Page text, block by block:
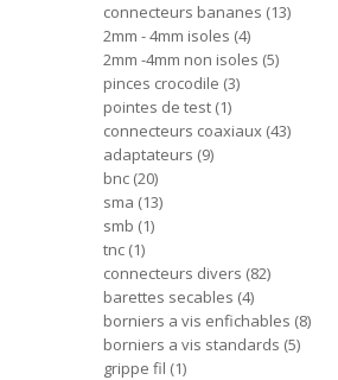
connecteurs bananes 13
2mm - 4mm isoles 4
2mm -4mm non isoles 5
pinces crocodile 3
pointes de test 1
connecteurs coaxiaux 43
adaptateurs 9
bnc 20
sma 13
smb 1
tnc 1
connecteurs divers 82
barettes secables 4
borniers a vis enfichables 8
borniers a vis standards 5
grippe fil 1